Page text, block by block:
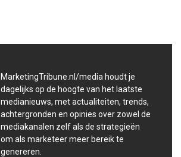
MarketingTribune.nl/media houdt je
dagelijks op de hoogte van het laatste
medianieuws, met actualiteiten, trends,
achtergronden en opinies over zowel de
mediakanalen zelf als de strategieën
om als marketeer meer bereik te
genereren.